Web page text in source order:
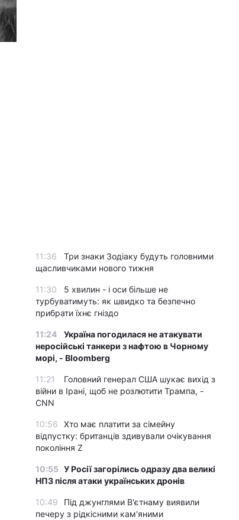
11:36
Три знаки Зодіаку будуть головними
щасливчиками нового тижня
11:30
5 хвилин - і оси більше не
турбуватимуть: як швидко та безпечно
прибрати їхнє гніздо
11:24
Україна погодилася не атакувати
неросійські танкери з нафтою в Чорному
морі, - Bloomberg
11:21
Головний генерал США шукає вихід з
війни в Ірані, щоб не розлютити Трампа, -
CNN
10:56
Хто має платити за сімейну
відпустку: британців здивували очікування
покоління Z
10:55 У Росії загорілись одразу два великі
НПЗ після атаки українських дронів
10:49
Під джунглями В'єтнаму виявили
печеру з рідкісними кам'яними